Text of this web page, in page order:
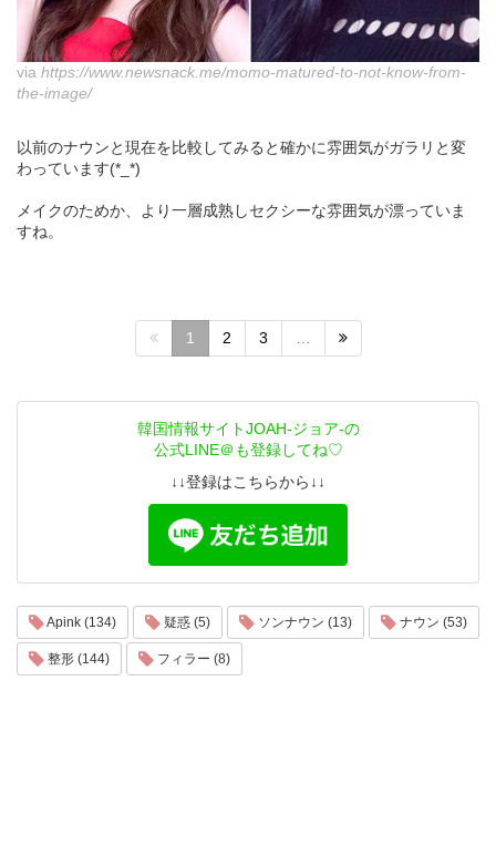
via https://www.newsnack.me/momo-matured-to-not-know-from-
the-image/
以前のナウンと現在を比較してみると確かに雰囲気がガラリと変
わっています(*_*)
メイクのためか、より一層成熟しセクシーな雰囲気が漂っていま
すね。
1 2 3
韓国情報サイトJOAH-ジョア-の
公式LINE＠も登録してね♡
↓↓登録はこちらから↓↓
Apink (134) 疑惑 (5) ソンナウン (13) ナウン (53)
整形 (144) フィラー (8)